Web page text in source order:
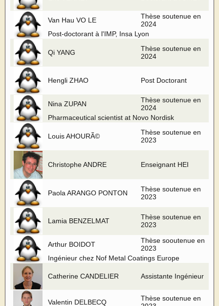
Van Hau VO LE
Thèse soutenue en
2024
Post-doctorant à l'IMP, Insa Lyon
Qi YANG
Thèse soutenue en
2024
Hengli ZHAO Post Doctorant
Nina ZUPAN
Thèse soutenue en
2024
Pharmaceutical scientist at Novo Nordisk
Louis AHOURÃ©
Thèse soutenue en
2023
Christophe ANDRE Enseignant HEI
Paola ARANGO PONTON
Thèse soutenue en
2023
Lamia BENZELMAT
Thèse soutenue en
2023
Arthur BOIDOT
Thèse sooutenue en
2023
Ingénieur chez Nof Metal Coatings Europe
Catherine CANDELIER Assistante Ingénieur
Valentin DELBECQ
Thèse soutenue en